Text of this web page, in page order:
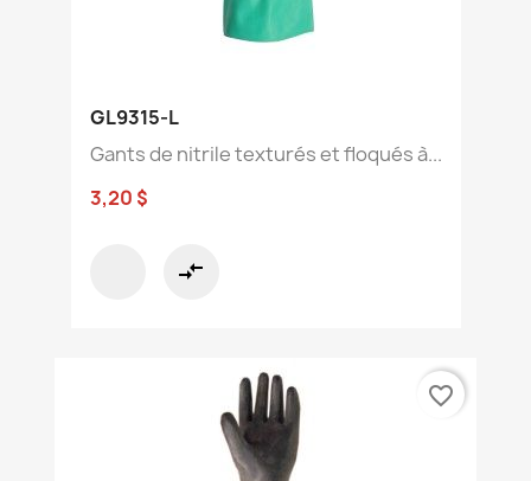
GL9315-L
Gants de nitrile texturés et floqués à...
3,20 $
compare_arrows
favorite_border